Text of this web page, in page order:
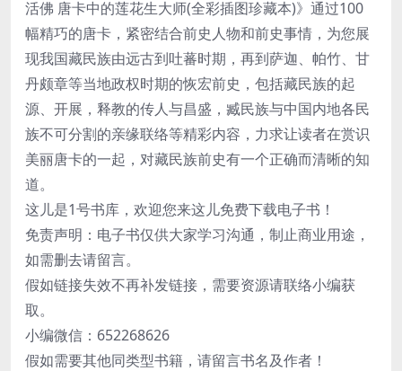
活佛 唐卡中的莲花生大师(全彩插图珍藏本)》通过100
幅精巧的唐卡，紧密结合前史人物和前史事情，为您展
现我国藏民族由远古到吐蕃时期，再到萨迦、帕竹、甘
丹颇章等当地政权时期的恢宏前史，包括藏民族的起
源、开展，释教的传人与昌盛，臧民族与中国内地各民
族不可分割的亲缘联络等精彩内容，力求让读者在赏识
美丽唐卡的一起，对藏民族前史有一个正确而清晰的知
道。
这儿是1号书库，欢迎您来这儿免费下载电子书！
免责声明：电子书仅供大家学习沟通，制止商业用途，
如需删去请留言。
假如链接失效不再补发链接，需要资源请联络小编获
取。
小编微信：652268626
假如需要其他同类型书籍，请留言书名及作者！